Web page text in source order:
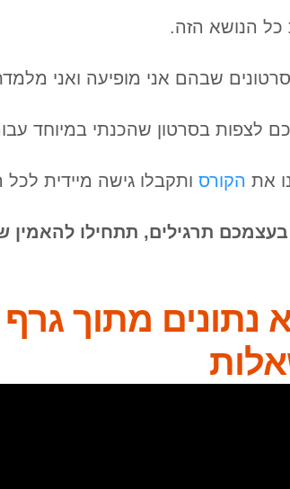
הנושא הזה.
סרטונים שבהם אני מופיעה ואני
לצפות בסרטון שהכנתי במיוחד
את הקורס ותקבלו גישה מיידית
תרגילים, תתחילו להאמין
נתונים מתוך גרף